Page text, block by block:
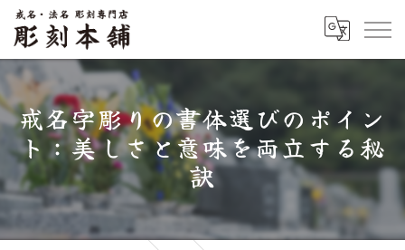
戒名字彫りの書体選びのポイン
ト：美しさと意味を両立する秘
訣